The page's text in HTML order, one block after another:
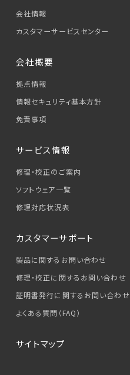
会社情報
カスタマーサービス センター
会社概要
拠点情報
情報セキュリティ基本方針
免責事項
サービス情報
修理・校正のご案内
ソフトウェア一覧
修理対応状況表
カスタマーサポート
製品に関するお問い合わせ
修理・校正に関するお問い合わせ
証明書発行に関するお問い合わせ
よくある質問（FAQ）
サイトマップ